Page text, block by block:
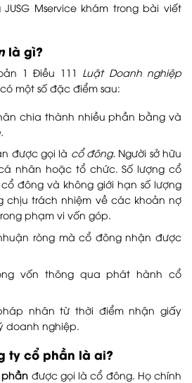
Mservice khám trong bài viết
là gì?
1 Điều 111 Luật Doanh nghiệp
có một số đặc điểm sau:
chia thành nhiều phần bằng và
được gọi là cổ đông. Người sở hữu
nhân hoặc tổ chức. Số lượng cổ
đông và không giới hạn số lượng
chịu trách nhiệm về các khoản nợ
phạm vi vốn góp.
ròng mà cổ đông nhận được
vốn thông qua phát hành cổ
nhân từ thời điểm nhận giấy
doanh nghiệp.
ty cổ phần là ai?
phần được gọi là cổ đông. Họ chính